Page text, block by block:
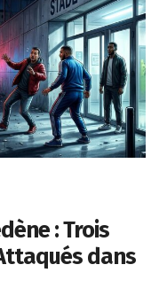
: Trois
dans